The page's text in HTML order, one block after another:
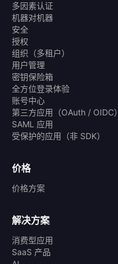
多因素认证
机器对机器
安全
授权
组织（多租户）
用户管理
密钥保险箱
全方位登录体验
账号中心
第三方应用（OAuth / OIDC）
SAML 应用
受保护的应用（非 SDK）
价格
价格方案
解决方案
消费型应用
SaaS 产品